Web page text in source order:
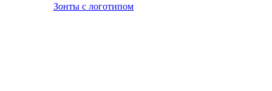
Зонты с логотипом